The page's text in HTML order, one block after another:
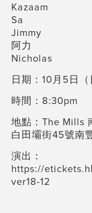
Kazaam
Sa
Jimmy
阿力
Nicholas
日期：10月5日（
時間：8:30pm
地點：The Mills
白田壩街45號南
演出：
https://
ver18-12